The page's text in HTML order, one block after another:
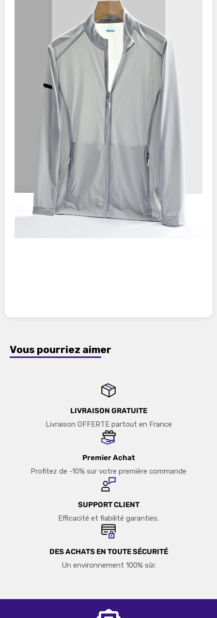
Vous pourriez aimer
LIVRAISON GRATUITE
Livraison OFFERTE partout en France
Premier Achat
Profitez de -10% sur votre première commande
SUPPORT CLIENT
Efficacité et fiabilité garanties.
DES ACHATS EN TOUTE SÉCURITÉ
Un environnement 100% sûr.